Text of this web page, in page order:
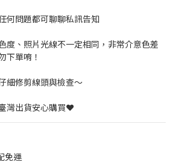
何問題都可聊聊私訊告知
度、照片光線不一定相同，非常介意色差
下單唷！
細修剪線頭與檢查～
灣出貨安心購買❤️
免運